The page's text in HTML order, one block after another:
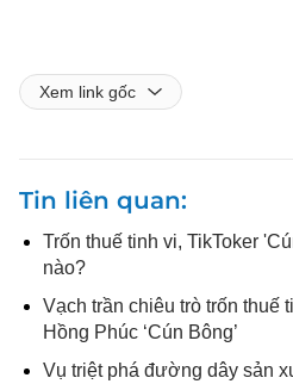
Xem link gốc
Tin liên quan
Trốn thuế tinh vi, TikToker
nào?
Vạch trần chiêu trò trốn thuế
Hồng Phúc ‘Cún Bông’
Vụ triệt phá đường dây sản